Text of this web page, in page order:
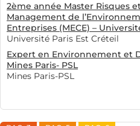
2ème année Master Risques
Management de
Entreprises (MECE) –
Université Paris Est Créteil
Expert en Environnement et
Mines Paris- PSL
Mines Paris-PSL